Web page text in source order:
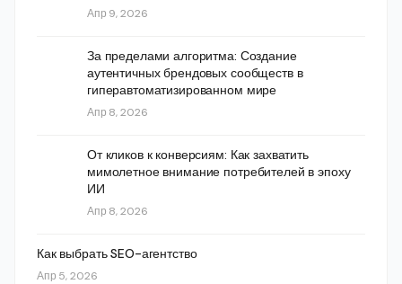
Апр 9, 2026
За пределами алгоритма: Создание
аутентичных брендовых сообществ в
гиперавтоматизированном мире
Апр 8, 2026
От кликов к конверсиям: Как захватить
мимолетное внимание потребителей в эпоху
ИИ
Апр 8, 2026
Как выбрать SEO-агентство
Апр 5, 2026